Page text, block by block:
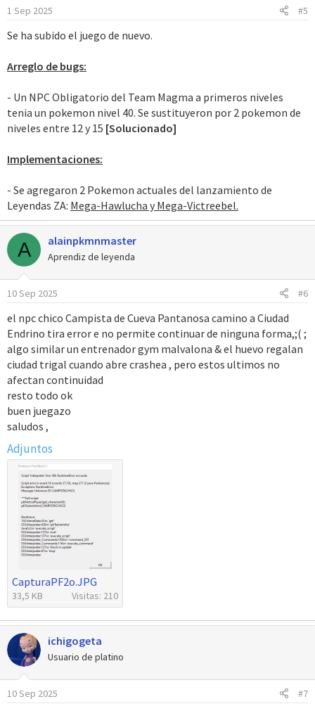
1 Sep 2025 #5
Se ha subido el juego de nuevo.
Arreglo de bugs:
- Un NPC Obligatorio del Team Magma a primeros niveles
tenia un pokemon nivel 40. Se sustituyeron por 2 pokemon de
niveles entre 12 y 15 [Solucionado]
Implementaciones:
- Se agregaron 2 Pokemon actuales del lanzamiento de
Leyendas ZA: Mega-Hawlucha y Mega-Victreebel.
A alainpkmnmaster
Aprendiz de leyenda
10 Sep 2025 #6
el npc chico Campista de Cueva Pantanosa camino a Ciudad
Endrino tira error e no permite continuar de ninguna forma,;( ;
algo similar un entrenador gym malvalona & el huevo regalan
ciudad trigal cuando abre crashea , pero estos ultimos no
afectan continuidad
resto todo ok
buen juegazo
saludos ,
Adjuntos
CapturaPF2o.JPG
33,5 KB Visitas: 210
ichigogeta
Usuario de platino
10 Sep 2025 #7